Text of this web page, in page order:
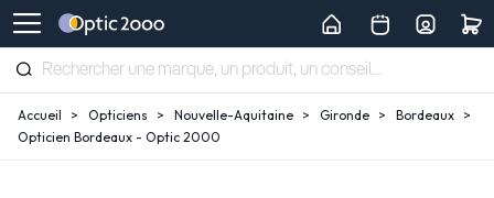
Accueil Opticiens Nouvelle-Aquitaine Gironde
Bordeaux
Opticien Bordeaux - Optic 2000